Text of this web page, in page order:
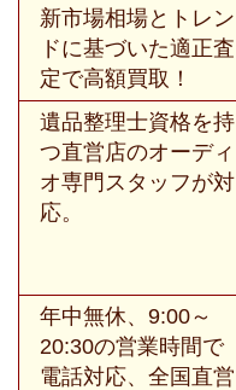
新市場相場とトレン
ドに基づいた適正査
定で高額買取！
遺品整理士資格を持
つ直営店のオーディ
オ専門スタッフが対
応。
年中無休、9:00～
20:30の営業時間で
電話対応、全国直営